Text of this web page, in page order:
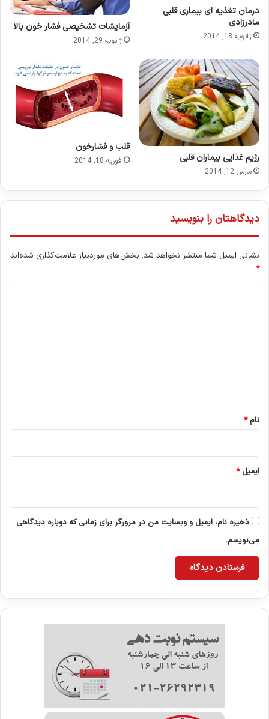
درمان تغذیه ای بیماری قلبی
مادرزادی
ژانویه 18, 2014
آزمایشات تشخیصی فشار خون بالا
ژانویه 29, 2014
رژیم غذایی بیماران قلبی
مارس 12, 2014
قلب و فشارخون
فوریه 18, 2014
دیدگاهتان را بنویسید
نشانی ایمیل شما منتشر نخواهد شد. بخش‌های موردنیاز علامت‌گذاری شده‌اند
*
نام*
ایمیل*
ذخیره نام، ایمیل و وبسایت من در مرورگر برای زمانی که دوباره دیدگاهی
می‌نویسم.